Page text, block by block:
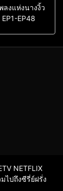
นลงแห่งนางงิ้ว
EP48
NETFLIX
ไปถึงซีรี่ย์ฝรั่ง